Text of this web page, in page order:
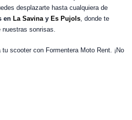
desplazarte hasta cualquiera de
en La Savinay Es Pujols, donde te
nuestras sonrisas.
scooter con Formentera Moto Rent. ¡No